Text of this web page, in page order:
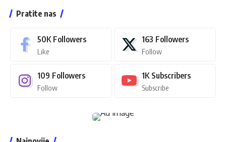
Pratite nas
50K Followers
Like
163 Followers
Follow
109 Followers
Follow
1K Subscribers
Subscribe